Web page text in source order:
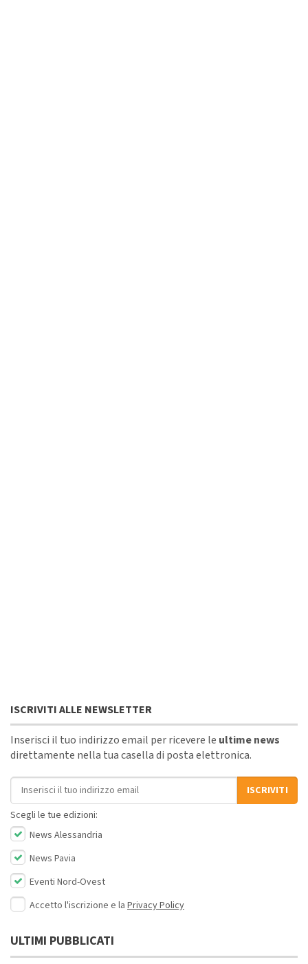
ISCRIVITI ALLE NEWSLETTER
Inserisci il tuo indirizzo email per ricevere le ultime news
direttamente nella tua casella di posta elettronica.
Indirizzo email
ISCRIVITI
Scegli le tue edizioni:
News Alessandria
News Pavia
Eventi Nord-Ovest
Accetto l'iscrizione e la Privacy Policy
ULTIMI PUBBLICATI